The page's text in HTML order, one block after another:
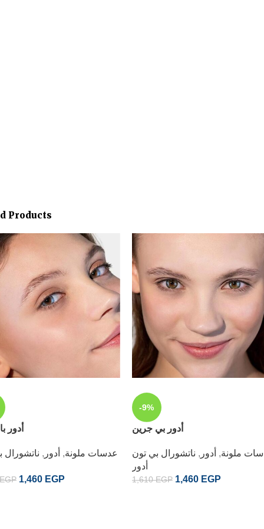
Products
أدور
عدسات ملونة, أدور , ناتشورال
EGP 1,460 EGP
-9%
أدور بي جرين
ملونة, أدور , ناتشورال بي تون
أدور
1,610EGP 1,460 EGP